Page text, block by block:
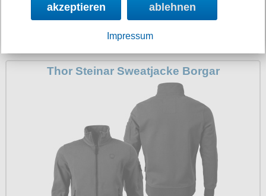
jetzt 21 % billiger
Thor Steinar Sweatjacke Borgar
akzeptieren ablehnen
Impressum